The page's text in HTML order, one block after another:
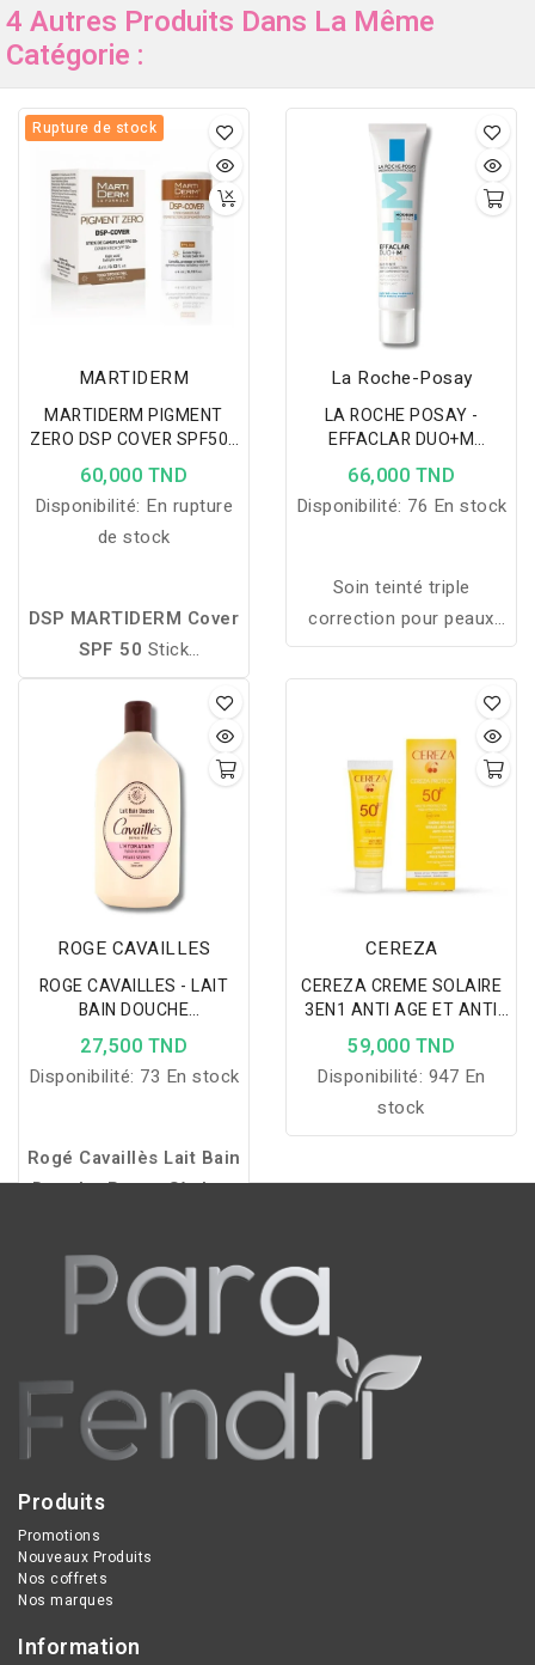
4 Autres Produits Dans La Même
Catégorie :
Rupture de stock
MARTIDERM
MARTIDERM PIGMENT
ZERO DSP COVER SPF50+
4ML
60,000 TND
Disponibilité: En rupture
de stock
DSP MARTIDERM Cover
SPF 50 Stick
Camouflage 4 ml corrige
les taches pigmentaires,
unifie le teint et protège
la peau grâce à une très
haute protection solaire
SPF 50+.
La Roche-Posay
LA ROCHE POSAY -
EFFACLAR DUO+M
UNIFIANT TRIPLE
CORRECTION ANTI
IMPERFECTIONS LIGHT
66,000 TND
Disponibilité: 76 En stock
Soin teinté triple
correction pour peaux
grasses à imperfections,
enrichi par la science du
ROGE CAVAILLES
ROGE CAVAILLES - LAIT
BAIN DOUCHE
L'HYDRATANT 400ML
27,500 TND
Disponibilité: 73 En stock
Rogé Cavaillès Lait Bain
Douche Peaux Sèches
nettoie en douceur le
visage et le corps, avec
85% d'ingrédients
naturels et sans savon.
CEREZA
CEREZA CREME SOLAIRE
3EN1 ANTI AGE ET ANTI
TACHE 50ML
59,000 TND
Disponibilité: 947 En
stock
Produits
Promotions
Nouveaux Produits
Nos coffrets
Nos marques
Information